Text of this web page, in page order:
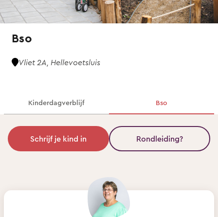
Bso
Vliet 2A, Hellevoetsluis
Kinderdagverblijf Bso
Schrijf je kind in Rondleiding?